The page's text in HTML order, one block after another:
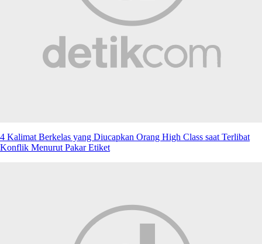
4 Kalimat Berkelas yang Diucapkan Orang High Class saat Terlibat
Konflik Menurut Pakar Etiket